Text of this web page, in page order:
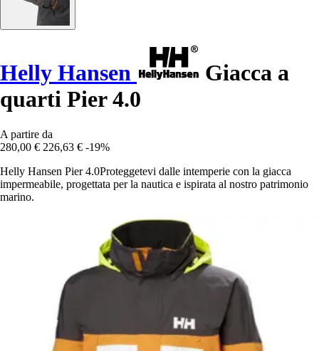
Helly Hansen
Giacca a
quarti Pier 4.0
A partire da
280,00 € 226,63 € -19%
Helly Hansen Pier 4.0Proteggetevi dalle intemperie con la giacca
impermeabile, progettata per la nautica e ispirata al nostro patrimonio
marino.